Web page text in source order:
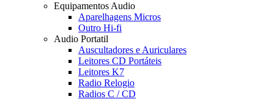
Equipamentos Audio
Aparelhagens Micros
Outro Hi-fi
Audio Portatil
Auscultadores e Auriculares
Leitores CD Portáteis
Leitores K7
Radio Relogio
Radios C / CD